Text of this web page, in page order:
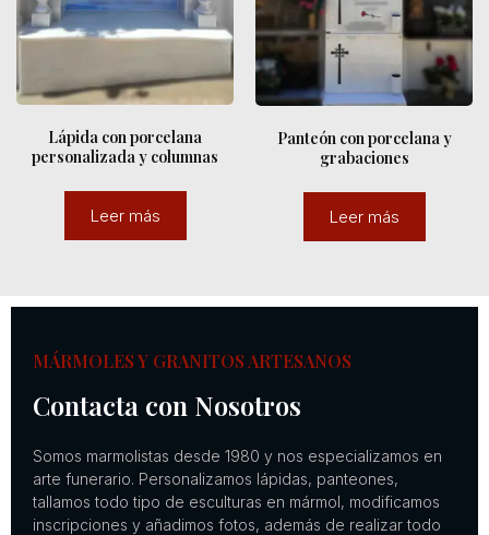
Lápida con porcelana
personalizada y columnas
Leer más
Panteón con porcelana y
grabaciones
Leer más
MÁRMOLES Y GRANITOS ARTESANOS
Contacta con Nosotros
Somos marmolistas desde 1980 y nos especializamos en
arte funerario. Personalizamos lápidas, panteones,
tallamos todo tipo de esculturas en mármol, modificamos
inscripciones y añadimos fotos, además de realizar todo